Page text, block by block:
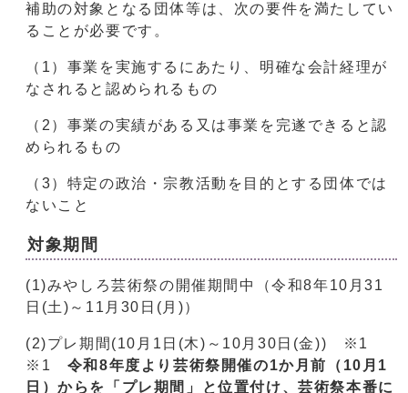
補助の対象となる団体等は、次の要件を満たしてい
ることが必要です。
（1）事業を実施するにあたり、明確な会計経理が
なされると認められるもの
（2）事業の実績がある又は事業を完遂できると認
められるもの
（3）特定の政治・宗教活動を目的とする団体では
ないこと
対象期間
(1)みやしろ芸術祭の開催期間中（令和8年10月31
日(土)～11月30日(月)）
(2)プレ期間(10月1日(木)～10月30日(金)) ※1
※1 令和8年度より芸術祭開催の1か月前（10月1
日）からを「プレ期間」と位置付け、芸術祭本番に